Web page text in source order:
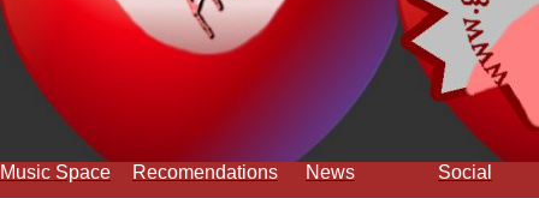
Music Space Recomendations News Social